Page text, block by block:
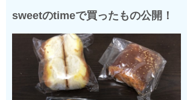
sweetのtimeで買ったもの公開！